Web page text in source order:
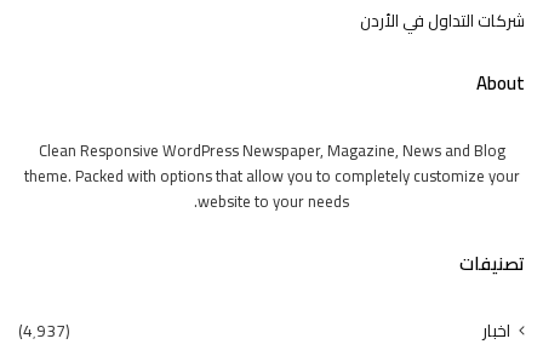
شركات التداول في الأردن
About
Clean Responsive WordPress Newspaper, Magazine, News and Blog
theme. Packed with options that allow you to completely customize your
website to your needs.
تصنيفات
اخبار (4٬937)